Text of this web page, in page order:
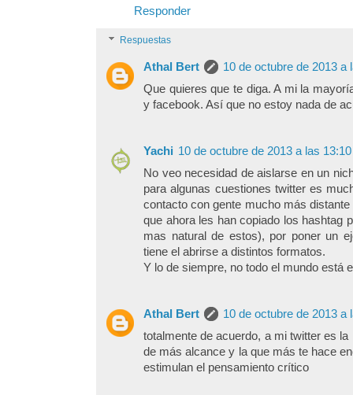
Responder
Respuestas
Athal Bert
10 de octubre de 2013 a
Que quieres que te diga. A mi la
y facebook. Así que no estoy nada de
Yachi 10 de octubre de 2013 a las 13:10
No veo necesidad de aislarse en un
para algunas cuestiones twitter es
contacto con gente mucho más
que ahora les han copiado los hashtag
mas natural de estos), por poner un
tiene el abrirse a distintos formatos.
Y lo de siempre, no todo el mundo está
Athal Bert
10 de octubre de 2013 a
totalmente de acuerdo, a mi twitter es
de más alcance y la que más te hace
estimulan el pensamiento crítico